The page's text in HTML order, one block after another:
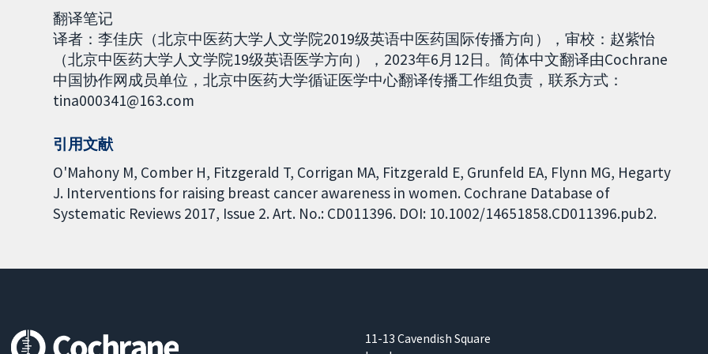
翻译笔记
译者：李佳庆（北京中医药大学人文学院2019级英语中医药国际传播方向），审校：赵紫怡
（北京中医药大学人文学院19级英语医学方向），2023年6月12日。简体中文翻译由Cochrane
中国协作网成员单位，北京中医药大学循证医学中心翻译传播工作组负责，联系方式：
tina000341@163.com
引用文献
O'Mahony M, Comber H, Fitzgerald T, Corrigan MA, Fitzgerald E, Grunfeld EA, Flynn MG, Hegarty
J. Interventions for raising breast cancer awareness in women. Cochrane Database of
Systematic Reviews 2017, Issue 2. Art. No.: CD011396. DOI: 10.1002/14651858.CD011396.pub2.
11-13 Cavendish Square